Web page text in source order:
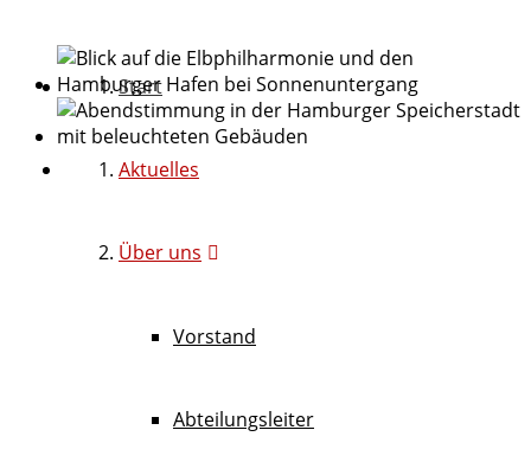
Start
Aktuelles
Über uns
Vorstand
Abteilungsleiter